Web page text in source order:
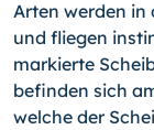
Arten werden in
und fliegen
markierte
befinden sich
welche der